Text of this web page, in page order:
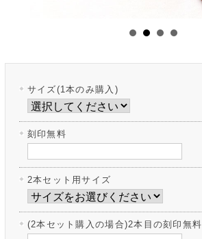
サイズ(1本のみ購入)
刻印無料
2本セット用サイズ
(2本セット購入の場合)2本目の刻印無料